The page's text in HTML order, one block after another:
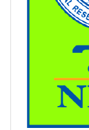
22 ก.ค.